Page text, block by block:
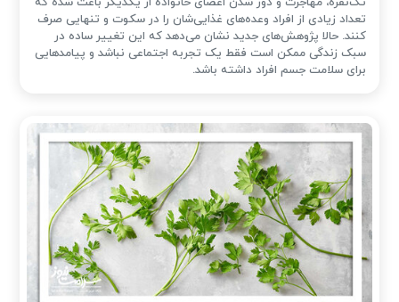
تعداد زیادی از افراد وعده‌های غذایی‌شان را در سکوت و تنهایی صرف
کنند. حالا پژوهش‌های جدید نشان می‌دهد که این تغییر ساده در
سبک زندگی ممکن است فقط یک تجربه اجتماعی نباشد و پیامدهایی
برای سلامت جسم افراد داشته باشد.